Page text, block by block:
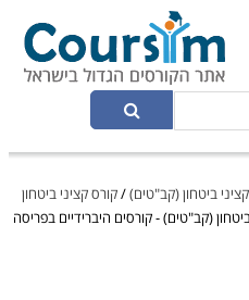
ביטחון (קב"טים)/קורס קציני ביטחון
(קב"טים) - קורסים היברידיים בפריסה